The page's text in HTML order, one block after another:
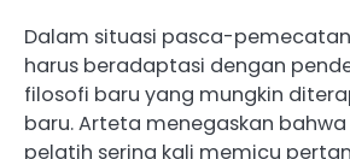
Dalam situasi pasca-
harus beradaptasi dengan
filosofi baru yang mungkin
baru. Arteta menegaskan
pelatih sering kali memicu